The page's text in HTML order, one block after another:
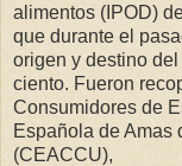
alimentos (IPOD)
que durante el
origen y destino
ciento. Fueron
Consumidores de
Española de Amas
(CEACCU),